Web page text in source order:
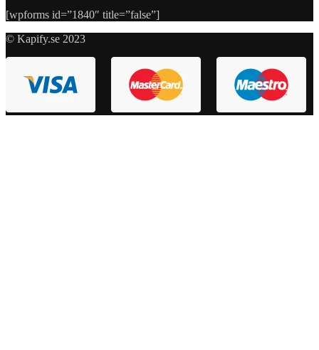
[wpforms id=”1840″ title=”false”]
© Kapify.se 2023